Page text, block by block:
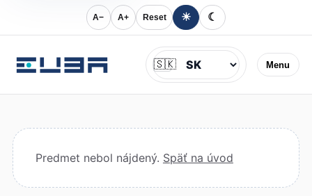
A− A+ Reset ☀ ☾
Menu
Jazyk
🇸🇰
Predmet nebol nájdený. Späť na úvod